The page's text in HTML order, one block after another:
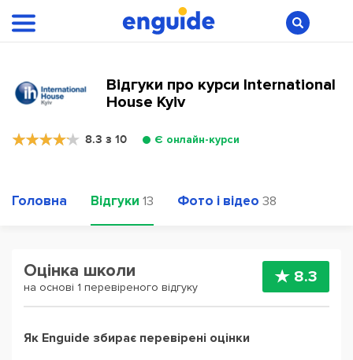
Відгуки про курси International
House Kyiv
8.3 з 10 Є онлайн-курси
Головна Відгуки 13 Фото і відео 38
Оцінка школи
на основі 1 перевіреного відгуку
8.3
Як Enguide збирає перевірені оцінки